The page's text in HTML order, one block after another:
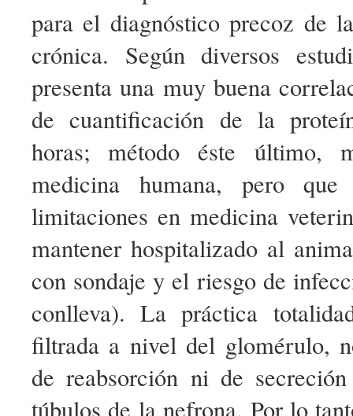
para el diagnóstico precoz de
crónica. Según diversos
presenta una muy buena
de cuantificación de la
horas; método éste último,
medicina humana, pero que
limitaciones en medicina
mantener hospitalizado al
con sondaje y el riesgo de
conlleva). La práctica
filtrada a nivel del glomérulo,
de reabsorción ni de